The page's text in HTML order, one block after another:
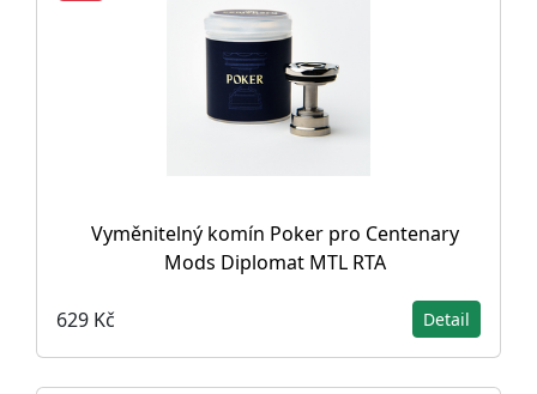
Vyměnitelný komín Poker pro Centenary
Mods Diplomat MTL RTA
629 Kč Detail